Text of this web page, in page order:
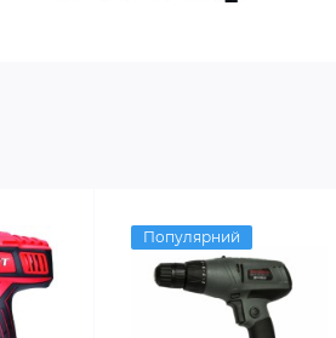
Популярний